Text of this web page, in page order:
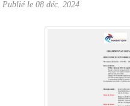
Publié le 08 déc. 2024